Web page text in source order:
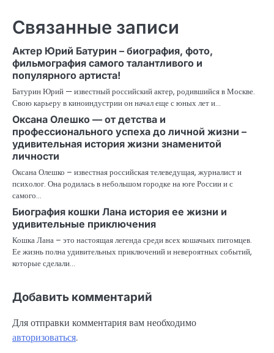
Связанные записи
Актер Юрий Батурин – биография, фото,
фильмография самого талантливого и
популярного артиста!
Батурин Юрий — известный российский актер, родившийся в Москве.
Свою карьеру в киноиндустрии он начал еще с юных лет и…
Оксана Олешко — от детства и
профессионального успеха до личной жизни –
удивительная история жизни знаменитой
личности
Оксана Олешко – известная российская телеведущая, журналист и
психолог. Она родилась в небольшом городке на юге России и с
самого…
Биография кошки Лана история ее жизни и
удивительные приключения
Кошка Лана – это настоящая легенда среди всех кошачьих питомцев.
Ее жизнь полна удивительных приключений и невероятных событий,
которые сделали…
Добавить комментарий
Для отправки комментария вам необходимо
авторизоваться.